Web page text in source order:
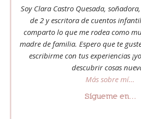
Soy Clara Castro Quesada,
de 2 y escritora de cuentos
comparto lo que me rodea como
madre de familia. Espero que te
escribirme con tus experiencias
descubrir cosas
Más sobre mí...
Sígueme en...